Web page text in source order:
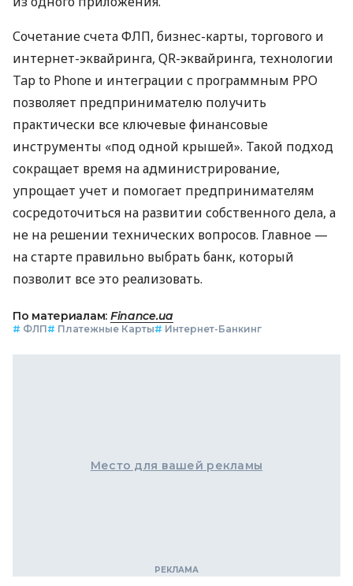
Сочетание счета ФЛП, бизнес-карты, торгового и
интернет-эквайринга, QR-эквайринга, технологии
Tap to Phone и интеграции с программным РРО
позволяет предпринимателю получить
практически все ключевые финансовые
инструменты «под одной крышей». Такой подход
сокращает время на администрирование,
упрощает учет и помогает предпринимателям
сосредоточиться на развитии собственного дела, а
не на решении технических вопросов. Главное —
на старте правильно выбрать банк, который
позволит все это реализовать.
По материалам: Finance.ua
# ФЛП# Платежные Карты# Интернет-Банкинг
Место для вашей рекламы